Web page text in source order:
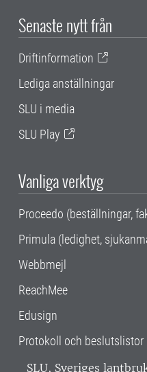
Senaste nytt från
Driftinformation
Lediga anställningar
SLU i media
SLU Play
Vanliga verktyg
Proceedo (beställningar,
Primula (ledighet,
Webbmejl
ReachMee
Edusign
Protokoll och beslutslistor
SLU, Sveriges